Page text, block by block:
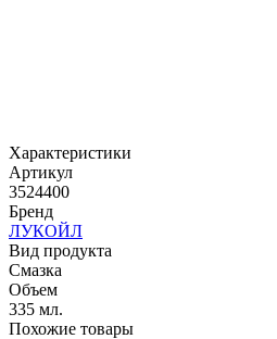
Характеристики
Артикул
3524400
Бренд
ЛУКОЙЛ
Вид продукта
Смазка
Объем
335 мл.
Похожие товары